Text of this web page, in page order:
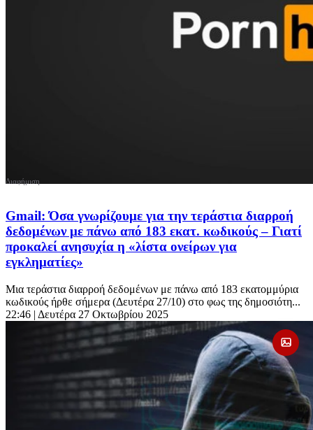
Gmail: Όσα γνωρίζουμε για την τεράστια διαρροή
δεδομένων με πάνω από 183 εκατ. κωδικούς – Γιατί
προκαλεί ανησυχία η «λίστα ονείρων για
εγκληματίες»
Μια τεράστια διαρροή δεδομένων με πάνω από 183 εκατομμύρια
κωδικούς ήρθε σήμερα (Δευτέρα 27/10) στο φως της δημοσιότη...
22:46 | Δευτέρα 27 Οκτωβρίου 2025